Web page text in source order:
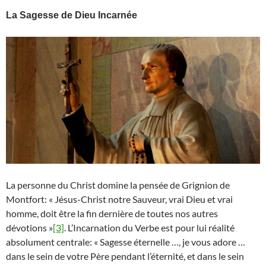
La Sagesse de Dieu Incarnée
La personne du Christ domine la pensée de Grignion de
Montfort: « Jésus-Christ notre Sauveur, vrai Dieu et vrai
homme, doit être la fin dernière de toutes nos autres
dévotions »[3]. L’Incarnation du Verbe est pour lui réalité
absolument centrale: « Sagesse éternelle …, je vous adore …
dans le sein de votre Père pendant l’éternité, et dans le sein